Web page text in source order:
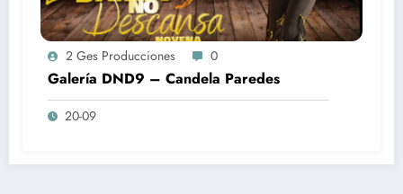
2 Ges Producciones 0
Galería DND9 – Candela Paredes
20-09